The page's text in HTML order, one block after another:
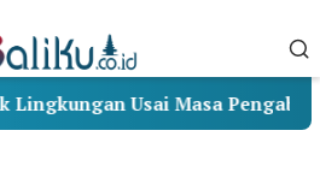
Usai Masa Pengabdian